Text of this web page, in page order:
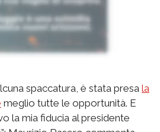
spaccatura, è stata presa la
meglio tutte le opportunità. E
la mia fiducia al presidente